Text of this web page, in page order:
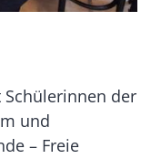
Schülerinnen der
und
– Freie